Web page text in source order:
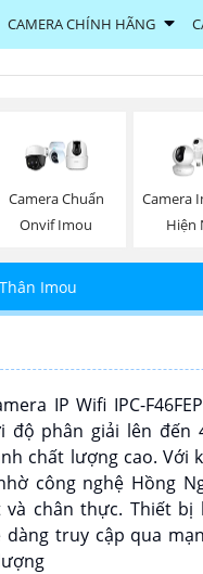
CAMERA CHÍNH HÃNG
Camera Chuẩn
Onvif Imou
Camera
Hiện
Imou
IP Wifi IPC-
độ phân giải lên đến
chất lượng cao. Với
công nghệ Hồng
chân thực. Thiết bị
dàng truy cập qua